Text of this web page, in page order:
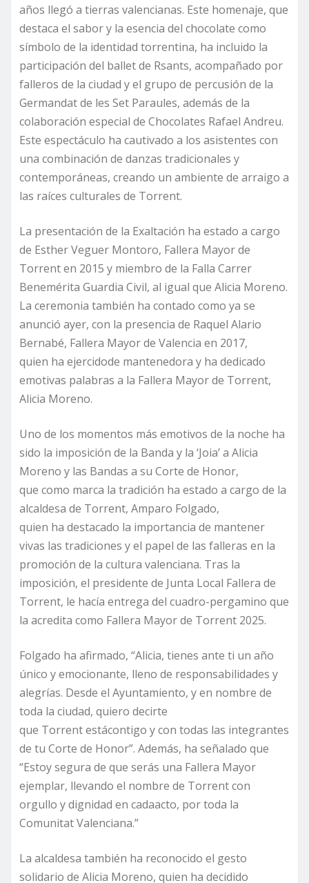
años llegó a tierras valencianas. Este homenaje, que
destaca el sabor y la esencia del chocolate como
símbolo de la identidad torrentina, ha incluido la
participación del ballet de Rsants, acompañado por
falleros de la ciudad y el grupo de percusión de la
Germandat de les Set Paraules, además de la
colaboración especial de Chocolates Rafael Andreu.
Este espectáculo ha cautivado a los asistentes con
una combinación de danzas tradicionales y
contemporáneas, creando un ambiente de arraigo a
las raíces culturales de Torrent.
La presentación de la Exaltación ha estado a cargo
de Esther Veguer Montoro, Fallera Mayor de
Torrent en 2015 y miembro de la Falla Carrer
Benemérita Guardia Civil, al igual que Alicia Moreno.
La ceremonia también ha contado como ya se
anunció ayer, con la presencia de Raquel Alario
Bernabé, Fallera Mayor de Valencia en 2017,
quien ha ejercidode mantenedora y ha dedicado
emotivas palabras a la Fallera Mayor de Torrent,
Alicia Moreno.
Uno de los momentos más emotivos de la noche ha
sido la imposición de la Banda y la ‘Joia’ a Alicia
Moreno y las Bandas a su Corte de Honor,
que como marca la tradición ha estado a cargo de la
alcaldesa de Torrent, Amparo Folgado,
quien ha destacado la importancia de mantener
vivas las tradiciones y el papel de las falleras en la
promoción de la cultura valenciana. Tras la
imposición, el presidente de Junta Local Fallera de
Torrent, le hacía entrega del cuadro-pergamino que
la acredita como Fallera Mayor de Torrent 2025.
Folgado ha afirmado, “Alicia, tienes ante ti un año
único y emocionante, lleno de responsabilidades y
alegrías. Desde el Ayuntamiento, y en nombre de
toda la ciudad, quiero decirte
que Torrent estácontigo y con todas las integrantes
de tu Corte de Honor”. Además, ha señalado que
“Estoy segura de que serás una Fallera Mayor
ejemplar, llevando el nombre de Torrent con
orgullo y dignidad en cadaacto, por toda la
Comunitat Valenciana.”
La alcaldesa también ha reconocido el gesto
solidario de Alicia Moreno, quien ha decidido